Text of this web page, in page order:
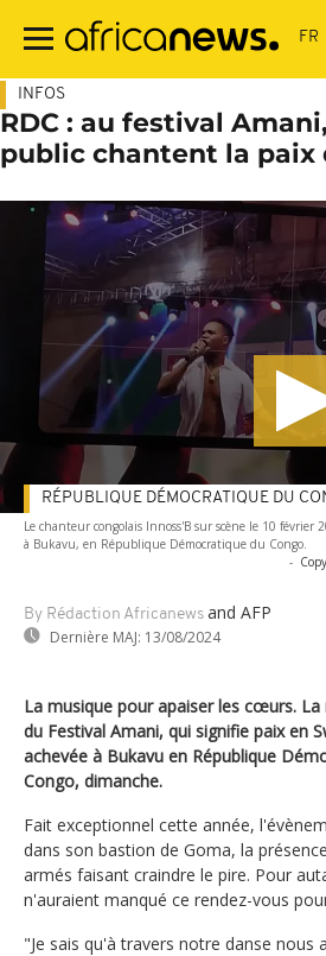
contenu
INFOS
RDC : au festival
public chantent la paix
Le chanteur congolais Innoss'B sur scène le 10 février
à Bukavu, en République Démocratique du Congo.
-
By Rédaction Africanews and AFP
Dernière MAJ: 13/08/2024
RÉPUBLIQUE DÉMOCRATIQUE DU
La musique pour apaiser les cœurs.
du Festival Amani, qui signifie paix en
achevée à Bukavu en République
Congo, dimanche.
Fait exceptionnel cette année,
dans son bastion de Goma, la
armés faisant craindre le pire. Pour
n'auraient manqué ce rendez-vous
"Je sais qu'à travers notre danse nous